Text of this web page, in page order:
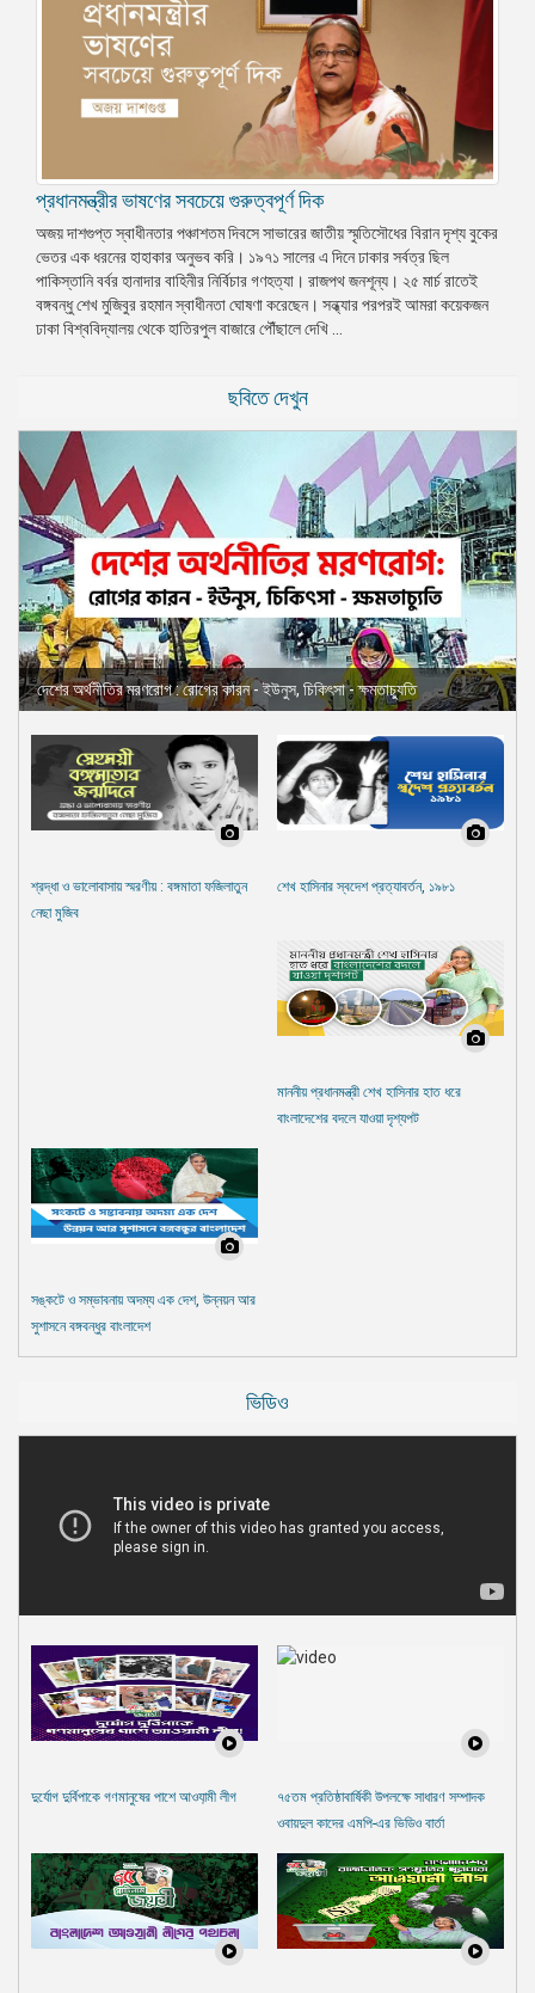
প্রধানমন্ত্রীর ভাষণের সবচেয়ে গুরুত্বপূর্ণ দিক
অজয় দাশগুপ্ত স্বাধীনতার পঞ্চাশতম দিবসে সাভারের জাতীয় স্মৃতিসৌধের বিরান দৃশ্য বুকের
ভেতর এক ধরনের হাহাকার অনুভব করি। ১৯৭১ সালের এ দিনে ঢাকার সর্বত্র ছিল
পাকিস্তানি বর্বর হানাদার বাহিনীর নির্বিচার গণহত্যা। রাজপথ জনশূন্য। ২৫ মার্চ রাতেই
বঙ্গবন্ধু শেখ মুজিবুর রহমান স্বাধীনতা ঘোষণা করেছেন। সন্ধ্যার পরপরই আমরা কয়েকজন
ঢাকা বিশ্ববিদ্যালয় থেকে হাতিরপুল বাজারে পৌঁছালে দেখি ...
ছবিতে দেখুন
দেশের অর্থনীতির মরণরোগ : রোগের কারন - ইউনুস, চিকিৎসা - ক্ষমতাচ্যুতি
শ্রদ্ধা ও ভালোবাসায় স্মরণীয় : বঙ্গমাতা ফজিলাতুন
নেছা মুজিব
শেখ হাসিনার স্বদেশ প্রত্যাবর্তন, ১৯৮১
মাননীয় প্রধানমন্ত্রী শেখ হাসিনার হাত ধরে
বাংলাদেশের বদলে যাওয়া দৃশ্যপট
সঙ্কটে ও সম্ভাবনায় অদম্য এক দেশ, উন্নয়ন আর
সুশাসনে বঙ্গবন্ধুর বাংলাদেশ
ভিডিও
দুর্যোগ দুর্বিপাকে গণমানুষের পাশে আওযা়মী লীগ
৭৫তম প্রতিষ্ঠাবার্ষিকী উপলক্ষে সাধারণ সম্পাদক
ওবায়দুল কাদের এমপি-এর ভিডিও বার্তা